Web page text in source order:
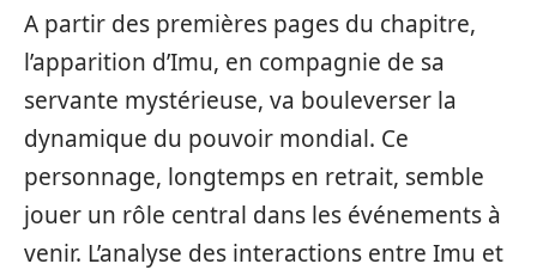
A partir des premières pages du chapitre,
l’apparition d’Imu, en compagnie de sa
servante mystérieuse, va bouleverser la
dynamique du pouvoir mondial. Ce
personnage, longtemps en retrait, semble
jouer un rôle central dans les événements à
venir. L’analyse des interactions entre Imu et